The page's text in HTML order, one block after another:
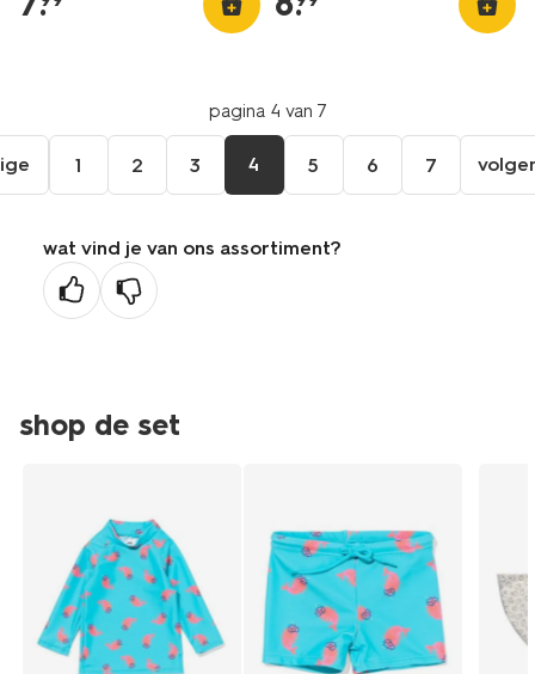
pagina 4 van 7
1 2 3 4 5 6 7
wat vind je van ons assortiment?
shop de set